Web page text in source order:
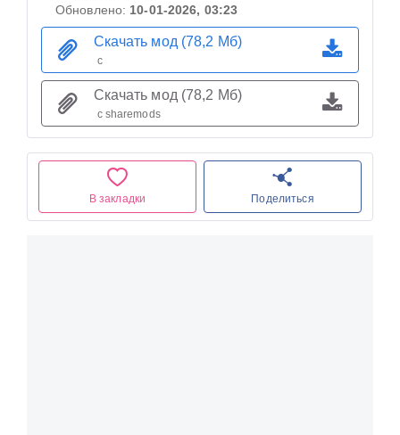
В закладки Поделиться
Обновлено: 10-01-2026, 03:23
Скачать мод (78,2 Мб)
с
Скачать мод (78,2 Мб)
с sharemods